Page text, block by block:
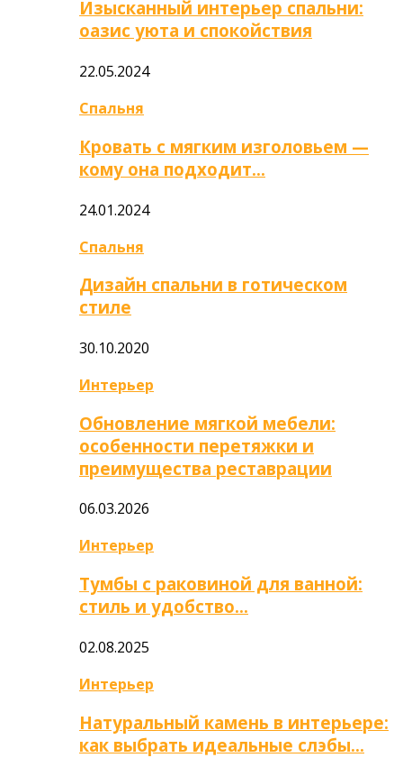
Изысканный интерьер спальни:
оазис уюта и спокойствия
22.05.2024
Спальня
Кровать с мягким изголовьем —
кому она подходит…
24.01.2024
Спальня
Дизайн спальни в готическом
стиле
30.10.2020
Интерьер
Обновление мягкой мебели:
особенности перетяжки и
преимущества реставрации
06.03.2026
Интерьер
Тумбы с раковиной для ванной:
стиль и удобство…
02.08.2025
Интерьер
Натуральный камень в интерьере:
как выбрать идеальные слэбы…